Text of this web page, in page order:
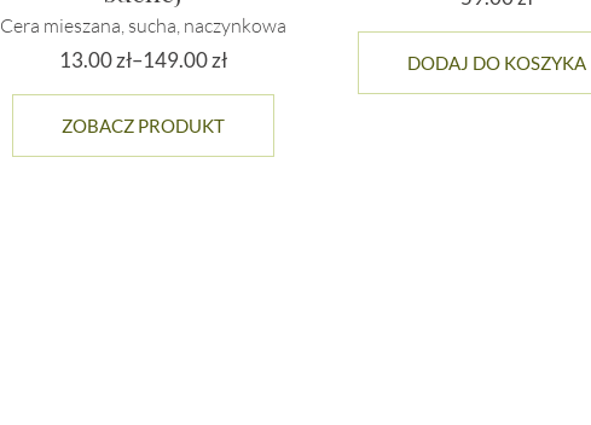
Cera mieszana, sucha, naczynkowa
13.00zł–149.00zł
cen:
ZOBACZ PRODUKT
ma
DODAJ DO KOSZYKA